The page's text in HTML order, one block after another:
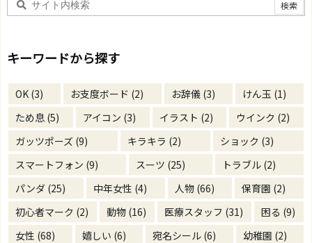
キーワードから探す
OK (3) お支度ボード (2) お辞儀(3) けん玉 (1)
ため息 (5) アイコン (3) イラスト (2) ウインク (2)
ガッツポーズ (9) キラキラ (2) ショック (3)
スマートフォン (9) スーツ (25) トラブル (2)
パンダ (25) 中年女性 (4) 人物(66) 保育園 (2)
初心者マーク (2) 動物 (16) 医療スタッフ (31) 困る (9)
女性 (68) 嬉しい (6) 宛名シール (6) 幼稚園 (2)